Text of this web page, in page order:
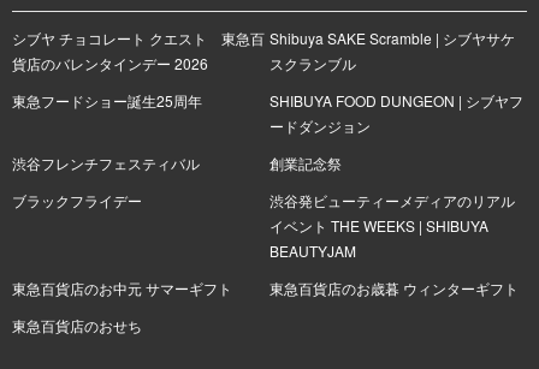
シブヤ チョコレート クエスト 東急百
貨店のバレンタインデー 2026
Shibuya SAKE Scramble | シブヤサケ
スクランブル
東急フードショー誕生25周年
SHIBUYA FOOD DUNGEON | シブヤフ
ードダンジョン
渋谷フレンチフェスティバル
創業記念祭
ブラックフライデー
渋谷発ビューティーメディアのリアル
イベント THE WEEKS | SHIBUYA
BEAUTYJAM
東急百貨店のお中元 サマーギフト
東急百貨店のお歳暮 ウィンターギフト
東急百貨店のおせち